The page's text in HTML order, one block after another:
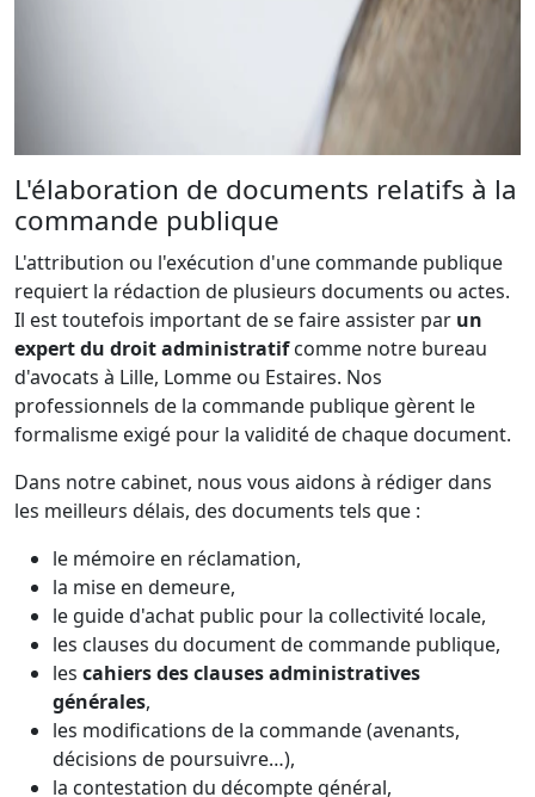
L'élaboration de documents relatifs à la
commande publique
L'attribution ou l'exécution d'une commande publique
requiert la rédaction de plusieurs documents ou actes.
Il est toutefois important de se faire assister par un
expert du droit administratif comme notre bureau
d'avocats à Lille, Lomme ou Estaires. Nos
professionnels de la commande publique gèrent le
formalisme exigé pour la validité de chaque document.
Dans notre cabinet, nous vous aidons à rédiger dans
les meilleurs délais, des documents tels que :
le mémoire en réclamation,
la mise en demeure,
le guide d'achat public pour la collectivité locale,
les clauses du document de commande publique,
les cahiers des clauses administratives
générales,
les modifications de la commande (avenants,
décisions de poursuivre…),
la contestation du décompte général,